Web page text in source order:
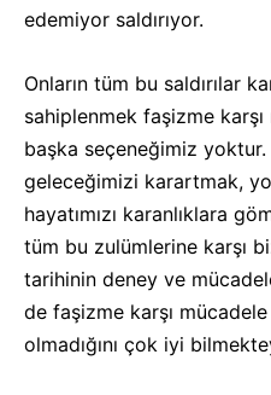
edemiyor saldırıyor.
Onların tüm bu saldırılar
sahiplenmek faşizme
başka seçeneğimiz
geleceğimizi karartmak,
hayatımızı karanlıklara
tüm bu zulümlerine karşı
tarihinin deney ve
de faşizme karşı
olmadığını çok iyi